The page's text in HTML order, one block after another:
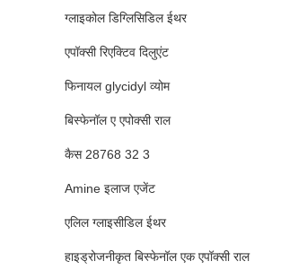
ग्लाइकोल डिग्लिसिडिल ईथर
एपॉक्सी रिएक्टिव दिलुएंट
फिनायल glycidyl व्योम
बिस्फेनॉल ए एपोक्सी राल
कैस 28768 32 3
Amine इलाज एजेंट
एलिल ग्लाइसीडिल ईथर
हाइड्रोजनीकृत बिस्फेनॉल एक एपॉक्सी राल